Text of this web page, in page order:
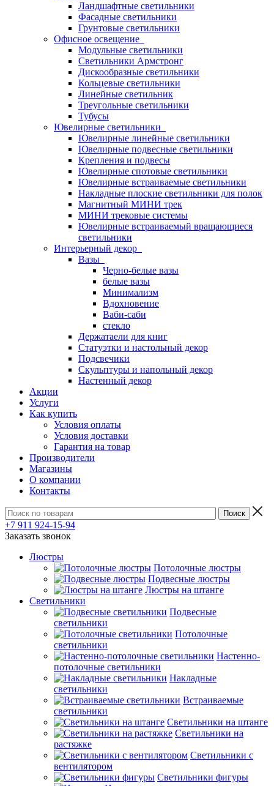
Ландшафтные светильники
Фасадные светильники
Грунтовые светильники
Офисное освещение
Модульные светильники
Светильники Армстронг
Дискообразные светильники
Кольцевые светильники
Линейные светильник
Треугольные светильники
Тубусы
Ювелирные светильники
Ювелирные линейные светильники
Ювелирные подвесные светильники
Крепления и подвесы
Ювелирные спотовые светильники
Ювелирные встраиваемые светильники
Накладные плоские светильники для полок
Магнитный МИНИ трек
МИНИ трековые системы
Ювелирные встраиваемый вращающиеся
светильники
Интерьерный декор
Вазы
Черно-белые вазы
белые вазы
Минимализм
Вдохновение
Ваби-саби
стекло
Держатаели для книг
Статуэтки и настольный декор
Подсвечики
Скульптуры и напольный декор
Настенный декор
Акции
Услуги
Как купить
Условия оплаты
Условия доставки
Гарантия на товар
Производители
Магазины
О компании
Контакты
+7 911 924-15-94
Заказать звонок
Люстры
Потолочные люстры
Подвесные люстры
Люстры на штанге
Светильники
Подвесные
светильники
Потолочные
светильники
Настенно-
потолочные светильники
Накладные
светильники
Встраиваемые
светильники
Светильники на штанге
Светильники на
растяжке
Светильники с
вентилятором
Светильники фигуры